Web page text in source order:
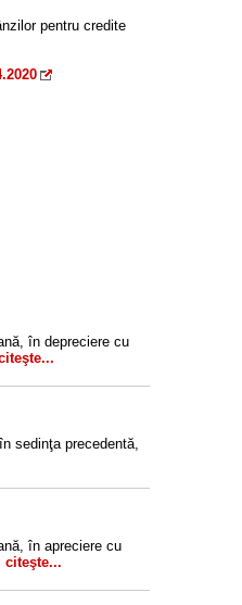
pentru credite
în depreciere cu
sedinţa precedentă,
în apreciere cu
citeşte...